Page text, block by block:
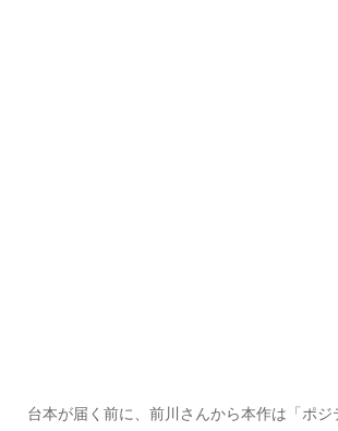
台本が届く前に、前川さんから本作は「ポジ